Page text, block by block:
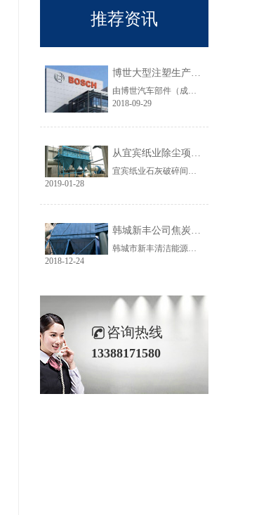
推荐资讯
博世大型注塑生产线VOC净化工程圆满结束
由博世汽车部件（成都）有限公司委托颐思达设计、制造、安装的大型注塑生产线废气净化工程项目于近日全部竣工，试运行效果显示，运行结果完全符合设计要求。
2018-09-29
从宜宾纸业除尘项目成功范例看低成本环保
宜宾纸业石灰破碎间除尘工程于近期完工，在不足30立方的空间内集成了超过三个篮球场大小的过滤面积，处理风量达每小时7万立方，实现了小体积除尘器处理大风量，开启低成本环保的时代，给处在环保高压政策下不堪重负的企业主们带来福音......
2019-01-28
韩城新丰公司焦炭输送线除尘工程完美收官
韩城市新丰清洁能源科技有限公司隶属于上市公司黑猫焦化，焦炭输送线除尘系统于近期完美收官。该输送线共计500多米长，通过布置在高空走廊里的输送皮带连接为一条完整的生产线，过程分为投料、破碎、筛分、传送等工艺。整条输送线分四个转运站、两条分流线，将制备好的焦炭送入煤气生产工段。各个工艺阶段均有大量焦炭粉尘产生，这不仅严重影响现场职业卫生，而且因产尘点高，污染面覆盖范围广。
2018-12-24
咨询热线
13388171580